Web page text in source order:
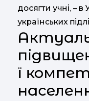
досягти учні, – в
українських
ї